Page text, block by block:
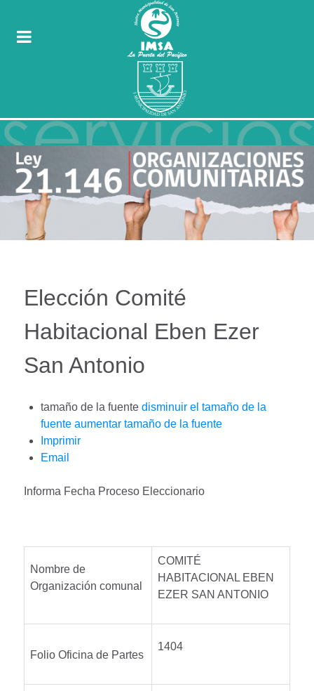
Elección Comité
Habitacional Eben Ezer
San Antonio
tamaño de la fuente disminuir el tamaño de la
fuente aumentar tamaño de la fuente
Imprimir
Email
Informa Fecha Proceso Eleccionario
Nombre de
Organización comunal
COMITÉ
HABITACIONAL EBEN
EZER SAN ANTONIO
Folio Oficina de Partes
1404